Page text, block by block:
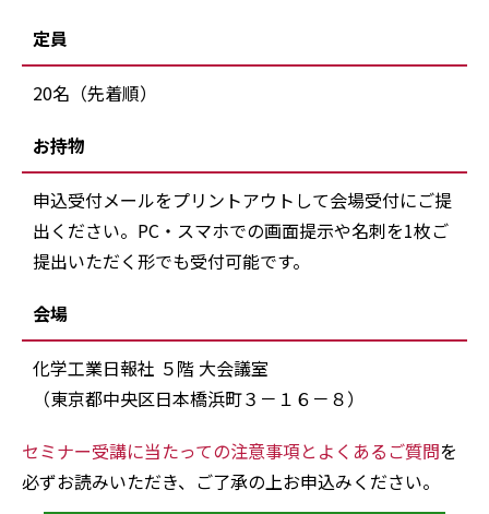
定員
20名（先着順）
お持物
申込受付メールをプリントアウトして会場受付にご提
出ください。PC・スマホでの画面提示や名刺を1枚ご
提出いただく形でも受付可能です。
会場
化学工業日報社 ５階 大会議室
（東京都中央区日本橋浜町３－１６－８）
セミナー受講に当たっての注意事項とよくあるご質問を
必ずお読みいただき、ご了承の上お申込みください。